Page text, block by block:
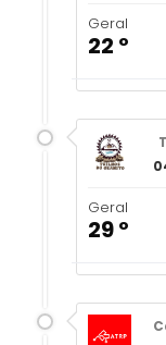
Geral
22 º
Geral
29 º